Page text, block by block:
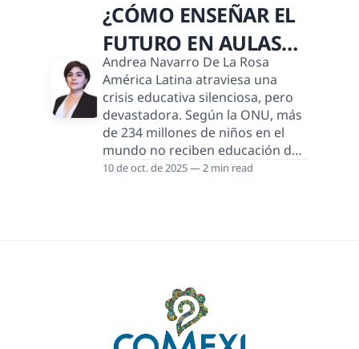
clientes: la carretera se volvió
zona de nadie. En menos de dos
años, el negocio cerró, el
transporte subió de precio y los
camiones dejaron de llegar por
miedo a los bloqueos. L
¿CÓMO ENSEÑAR EL
FUTURO EN AULAS
DEL PASADO?
Andrea Navarro De La Rosa
América Latina atraviesa una
crisis educativa silenciosa, pero
devastadora. Según la ONU, más
de 234 millones de niños en el
mundo no reciben educación de
calidad, y una gran parte
nutrición suficientes limita el
desarrollo humano de toda una
generación. A cinco años de la
pandemia, los efectos sig
10 de oct. de 2025 — 2 min read